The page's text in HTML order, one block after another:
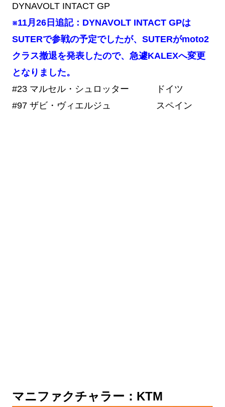
DYNAVOLT INTACT GP
※11月26日追記：DYNAVOLT INTACT GPは
SUTERで参戦の予定でしたが、SUTERがmoto2
クラス撤退を発表したので、急遽KALEXへ変更
となりました。
#23 マルセル・シュロッター ドイツ
#97 ザビ・ヴィエルジュ スペイン
マニファクチャラー：KTM